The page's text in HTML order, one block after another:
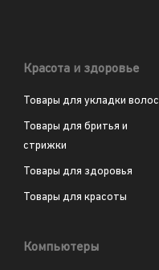
Красота и здоровье
Товары для укладки волос
Товары для бритья и
стрижки
Товары для здоровья
Товары для красоты
Компьютеры